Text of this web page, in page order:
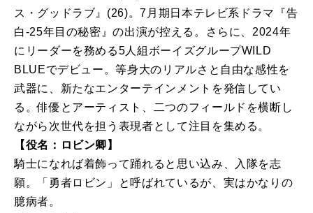
ス・グッドラブ』(26)。7月期日本テレビ系ドラマ『告
白-25年目の秘密』の出演が控える。さらに、2024年
にリーダーを務める5人組ボーイズグループWILD
BLUEでデビュー。等身大のリアルさと自由な感性を
武器に、新たなエンターテインメントを発信してい
る。俳優とアーティスト、二つのフィールドを横断し
ながら次世代を担う表現者として注目を集める。
【役名：ロビン卿】
騎士になれば着飾って踊れると思い込み、入隊を志
願。「勇者ロビン」と呼ばれているが、実はかなりの
臆病者。